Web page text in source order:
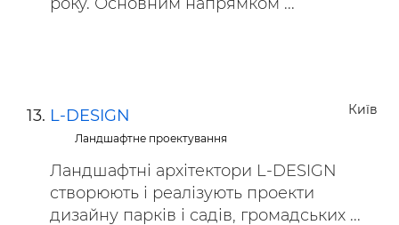
Київ
L-DESIGN
Ландшафтне проектування
Ландшафтні архітектори L-DESIGN
створюють і реалізують проекти
дизайну парків і садів, громадських ...